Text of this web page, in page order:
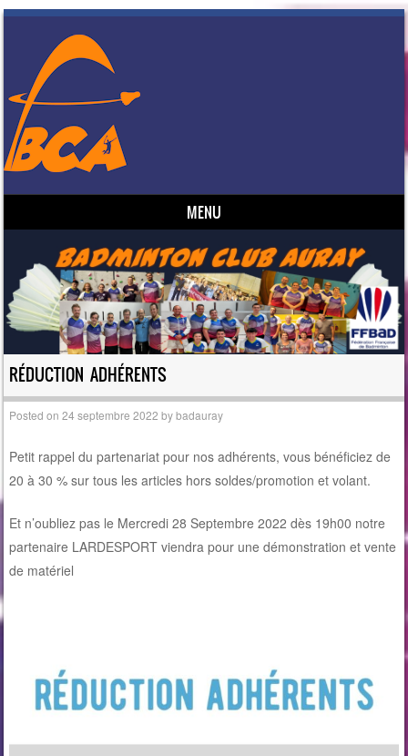
MENU
RÉDUCTION ADHÉRENTS
Posted on24 septembre 2022 bybadauray
Petit rappel du partenariat pour nos adhérents, vous bénéficiez de
20 à 30 % sur tous les articles hors soldes/promotion et volant.
Et n’oubliez pas le Mercredi 28 Septembre 2022 dès 19h00 notre
partenaire LARDESPORT viendra pour une démonstration et vente
de matériel